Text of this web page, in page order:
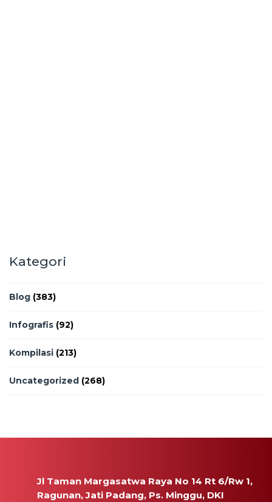
Kategori
Blog (383)
Infografis (92)
Kompilasi (213)
Uncategorized (268)
Jl Taman Margasatwa Raya No 14 Rt 6/Rw 1,
Ragunan, Jati Padang, Ps. Minggu, DKI